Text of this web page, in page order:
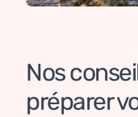
Nos
préparer